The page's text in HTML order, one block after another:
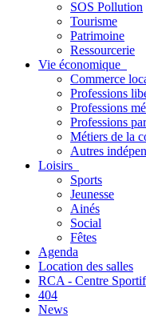
SOS Pollution
Tourisme
Patrimoine
Ressourcerie
Vie économique
Commerce
Professions
Professions
Professions
Métiers de la
Autres
Loisirs
Sports
Jeunesse
Ainés
Social
Fêtes
Agenda
Location des salles
RCA - Centre Sportif
404
News